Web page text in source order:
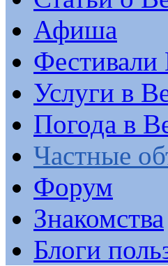
Афиша
Фестивали
Услуги в
Погода в
Частные
Форум
Знакомства
Блоги